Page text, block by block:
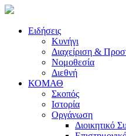
Ειδήσεις
Κυνήγι
Διαχείριση &
Νομοθεσία
Διεθνή
ΚΟΜΑΘ
Σκοπός
Ιστορία
Οργάνωση
Διοικητικό